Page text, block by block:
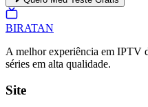
BIRATAN
A melhor experiência em IPTV
séries em alta qualidade.
Site